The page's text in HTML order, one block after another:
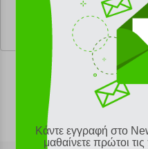
κωδ. 108205626
13.95 €
Ελάχιστη 30 ημερών 15.50 €
Προτεινόμενη λιανική 15.50 €
Κάντε εγγραφή στο
μαθαίνετε πρώτοι